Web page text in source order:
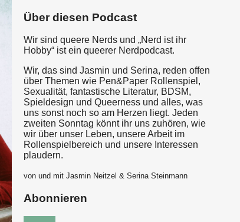
Über diesen Podcast
Wir sind queere Nerds und „Nerd ist ihr
Hobby“ ist ein queerer Nerdpodcast.
Wir, das sind Jasmin und Serina, reden offen
über Themen wie Pen&Paper Rollenspiel,
Sexualität, fantastische Literatur, BDSM,
Spieldesign und Queerness und alles, was
uns sonst noch so am Herzen liegt. Jeden
zweiten Sonntag könnt ihr uns zuhören, wie
wir über unser Leben, unsere Arbeit im
Rollenspielbereich und unsere Interessen
plaudern.
von und mit Jasmin Neitzel & Serina Steinmann
Abonnieren